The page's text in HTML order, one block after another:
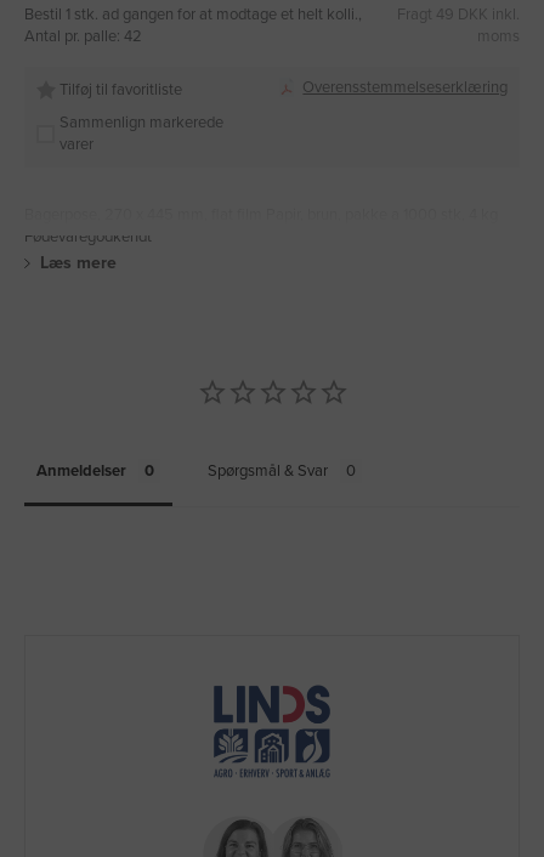
Bestil 1 stk. ad gangen for at modtage et helt kolli.,
Antal pr. palle: 42
Fragt 49 DKK inkl.
moms
Tilføj til favoritliste
Sammenlign markerede
varer
Overensstemmelseserklæring
Fødevaregodkendt
Læs mere
Anmeldelser Spørgsmål & Svar